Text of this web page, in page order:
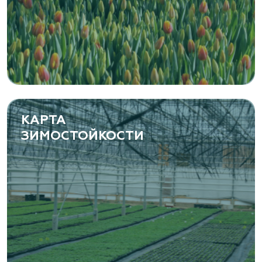
«ЁЛЫ-ПАЛЫ», питомник декоративных
растений
Самарская область, с. Подстепки, ул.
Фермерская 14 А
(8482) 650 010
www.yoly-paly.ru
«ВЕНЕВ» питомник растений
Тульская область, Венёвский р-н, село
Борщевое, улица Лесная, д. 13
8 963 224 87 99
https://www.venev1.ru/
КАРТА
ЗИМОСТОЙКОСТИ